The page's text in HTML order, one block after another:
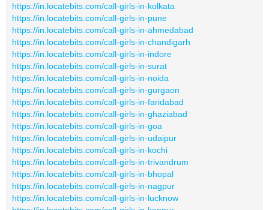
https://in.locatebits.com/call-girls-in-kolkata
https://in.locatebits.com/call-girls-in-pune
https://in.locatebits.com/call-girls-in-ahmedabad
https://in.locatebits.com/call-girls-in-chandigarh
https://in.locatebits.com/call-girls-in-indore
https://in.locatebits.com/call-girls-in-surat
https://in.locatebits.com/call-girls-in-noida
https://in.locatebits.com/call-girls-in-gurgaon
https://in.locatebits.com/call-girls-in-faridabad
https://in.locatebits.com/call-girls-in-ghaziabad
https://in.locatebits.com/call-girls-in-goa
https://in.locatebits.com/call-girls-in-udaipur
https://in.locatebits.com/call-girls-in-kochi
https://in.locatebits.com/call-girls-in-trivandrum
https://in.locatebits.com/call-girls-in-bhopal
https://in.locatebits.com/call-girls-in-nagpur
https://in.locatebits.com/call-girls-in-lucknow